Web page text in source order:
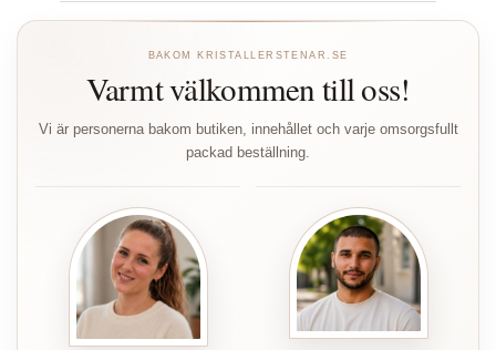
BAKOM KRISTALLERSTENAR.SE
Varmt välkommen till oss!
Vi är personerna bakom butiken, innehållet och varje omsorgsfullt
packad beställning.